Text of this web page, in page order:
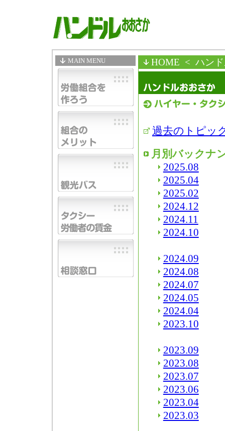
MAIN MENU HOME < ハン
過去のトピッ
月別バックナ
2025.08
2025.04
2025.02
2024.12
2024.11
2024.10
2024.09
2024.08
2024.07
2024.05
2024.04
2023.10
2023.09
2023.08
2023.07
2023.06
2023.04
2023.03